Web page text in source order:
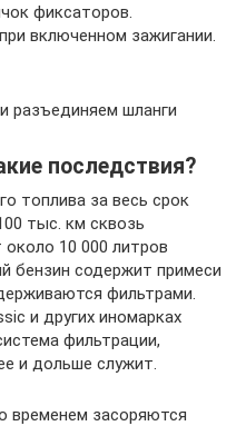
фиксаторов.
включенном зажигании.
разъединяем шланги
последствия?
топлива за весь срок
тыс. км сквозь
10 000 литров
бензин содержит примеси
фильтрами.
и других иномарках
фильтрации,
и дольше служит.
временем засоряются